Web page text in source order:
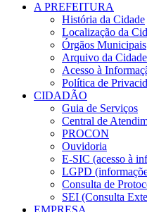
A PREFEITURA
História da Cidade
Localização da
Órgãos Municipais
Arquivo da Cidade
Acesso à
Política de
CIDADÃO
Guia de Serviços
Central de
PROCON
Ouvidoria
E-SIC (acesso à
LGPD
Consulta de
SEI (Consulta